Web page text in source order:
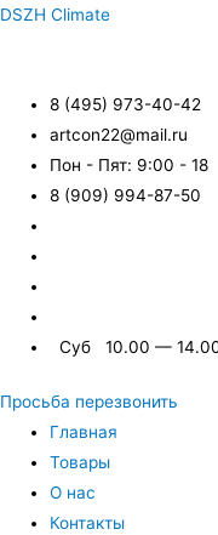
DSZH Climate
8 (495) 973-40-42
artcon22@mail.ru
Пон - Пят: 9:00 - 18
8 (909) 994-87-50
Суб 10.00 —
Просьба перезвонить
Главная
Товары
О нас
Контакты